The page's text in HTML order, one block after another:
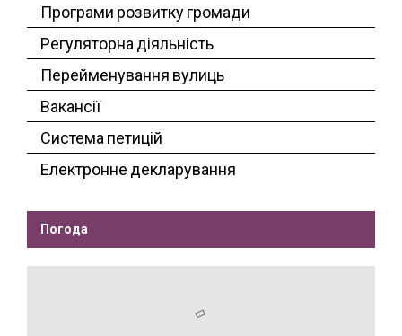
Програми розвитку громади
Регуляторна діяльність
Перейменування вулиць
Вакансії
Система петицій
Електронне декларування
Погода